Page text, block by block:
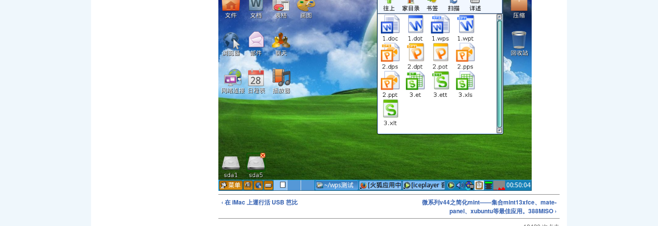
‹ 在 iMac 上運行活 USB 芭比
微系列v44之简化mint——集合mint13xfce、mate-
panel、xubuntu等最佳应用。388MISO ›